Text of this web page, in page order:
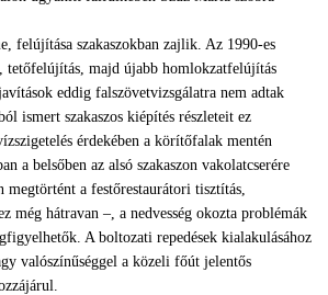
felújítása szakaszokban zajlik. Az 1990-es
tetőfelújítás, majd újabb homlokzatfelújítás
eddig falszövetvizsgálatra nem adtak
ismert szakaszos kiépítés részleteit ez
érdekében a körítőfalak mentén
a belsőben az alsó szakaszon vakolatcserére
megtörtént a festőrestaurátori tisztítás,
még hátravan –, a nedvesség okozta problémák
A boltozati repedések kialakulásához
valószínűséggel a közeli főút jelentős